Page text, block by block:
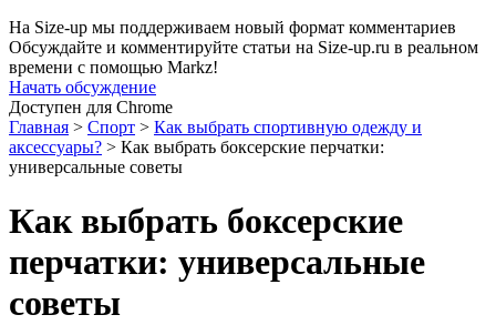
На Size-up мы поддерживаем новый формат комментариев
Обсуждайте и комментируйте статьи на Size-up.ru в реальном
времени с помощью Markz!
Начать обсуждение
Доступен для Chrome
Главная > Спорт > Как выбрать спортивную одежду и
аксессуары? > Как выбрать боксерские перчатки:
универсальные советы
Как выбрать боксерские
перчатки: универсальные
советы